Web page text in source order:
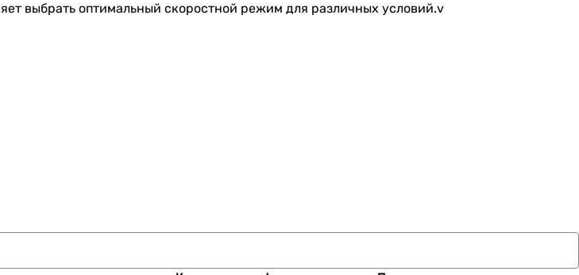
выбрать оптимальный скоростной режим для различных условий.v